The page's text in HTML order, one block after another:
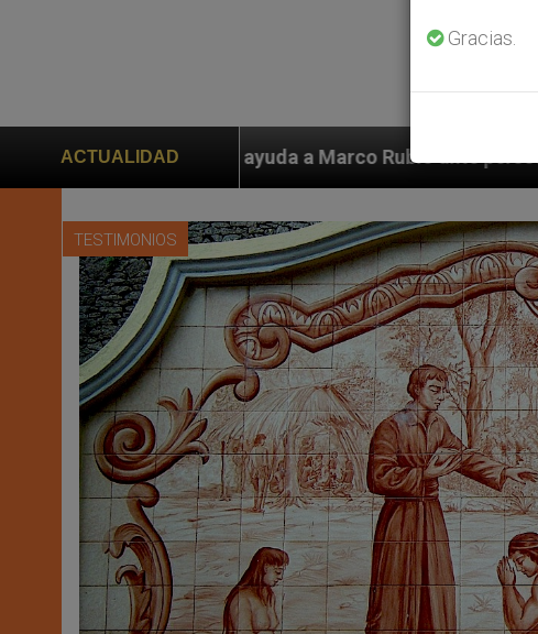
ACTUALIDAD
a Marco Rubio ante persecución de colonos judíos que
TESTIMONIOS
Gracias.